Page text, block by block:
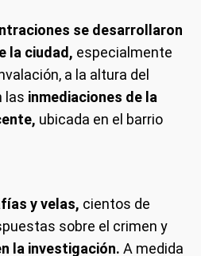
se desarrollaron
la ciudad, especialmente
a la altura del
las inmediaciones de la
ubicada en el barrio
y velas, cientos de
sobre el crimen y
la investigación. A medida